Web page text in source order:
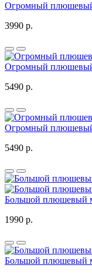
Огромный
3990 р.
Огромный плюшевый
5490 р.
Огромный плюшевый
5490 р.
Большой плюшевый
1990 р.
Большой плюшевый